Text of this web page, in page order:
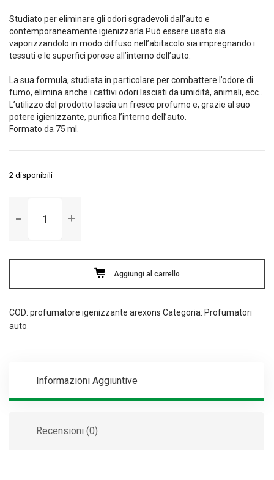
Studiato per eliminare gli odori sgradevoli dall’auto e
contemporaneamente igienizzarla.Può essere usato sia
vaporizzandolo in modo diffuso nell’abitacolo sia impregnando i
tessuti e le superfici porose all’interno dell’auto.
La sua formula, studiata in particolare per combattere l’odore di
fumo, elimina anche i cattivi odori lasciati da umidità, animali, ecc..
L’utilizzo del prodotto lascia un fresco profumo e, grazie al suo
potere igienizzante, purifica l’interno dell’auto.
Formato da 75 ml.
2 disponibili
igienizzante
cancel
ml75
quantità
Aggiungi al carrello
COD: profumatore igenizzante arexons Categoria: Profumatori
auto
Informazioni Aggiuntive
Recensioni (0)